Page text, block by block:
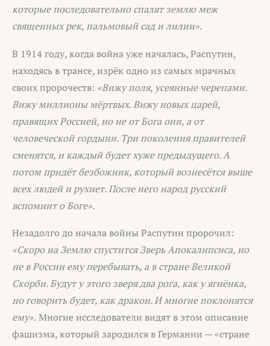
которые последовательно спалят землю меж
священных рек, пальмовый сад и лилии».
В 1914 году, когда война уже началась, Распутин,
находясь в трансе, изрёк одно из самых мрачных
своих пророчеств: «Вижу поля, усеянные черепами.
Вижу миллионы мёртвых. Вижу новых царей,
правящих Россией, но не от Бога они, а от
человеческой гордыни. Три поколения правителей
сменятся, и каждый будет хуже предыдущего. А
потом придёт безбожник, который вознесётся выше
всех людей и рухнет. После него народ русский
вспомнит о Боге».
Незадолго до начала войны Распутин пророчил:
«Скоро на Землю спустится Зверь Апокалипсиса, но
не в России ему перебывать, а в стране Великой
Скорби. Будут у этого зверя два рога, как у ягнёнка,
но говорить будет, как дракон. И многие поклонятся
ему».Многие исследователи видят в этом описание
фашизма, который зародился в Германии — «стране